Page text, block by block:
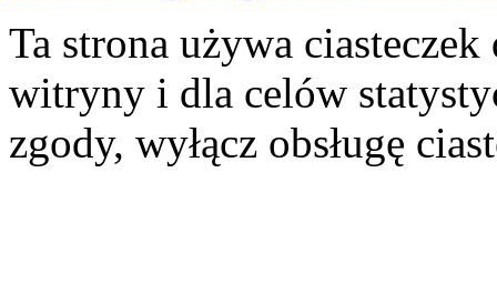
Ta strona używa
witryny i dla celów
zgody, wyłącz obsługę